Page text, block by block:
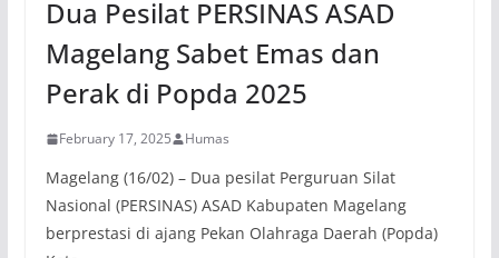
Dua Pesilat PERSINAS ASAD
Magelang Sabet Emas dan
Perak di Popda 2025
February 17, 2025 Humas
Magelang (16/02) – Dua pesilat Perguruan Silat
Nasional (PERSINAS) ASAD Kabupaten Magelang
berprestasi di ajang Pekan Olahraga Daerah (Popda)